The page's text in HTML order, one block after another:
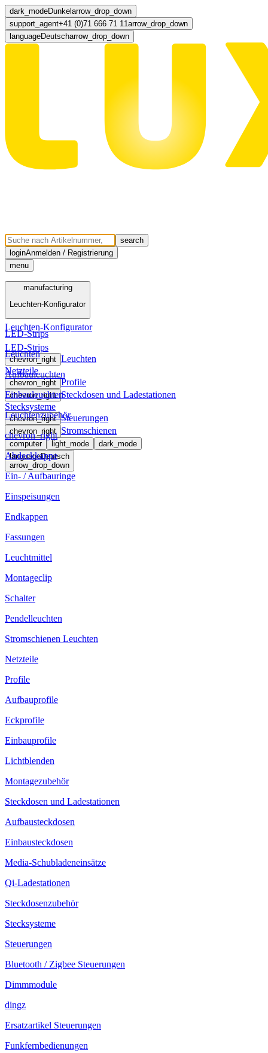
dark_modeDunkel arrow_drop_down
support_agent+41 (0)71 666 71 11arrow_drop_down
languageDeutscharrow_drop_down
search
loginAnmelden / Registrierung
menu
Menü
manufacturing
Leuchten-Konfigurator
LED-Strips
chevron_right Leuchten
Netzteile
chevron_right Profile
chevron_right Steckdosen und Ladestationen
Stecksysteme
chevron_right Steuerungen
chevron_right Stromschienen
computer light_mode
dark_mode
languageDeutsch
arrow_drop_down
manufacturing
Leuchten-Konfigurator
LED-Strips
Leuchten
Aufbauleuchten
Einbauleuchten
Leuchtenzubehör
chevron_right
Abdeckkappe
Ein- / Aufbauringe
Einspeisungen
Endkappen
Fassungen
Leuchtmittel
Montageclip
Schalter
Pendelleuchten
Stromschienen Leuchten
Netzteile
Profile
Aufbauprofile
Eckprofile
Einbauprofile
Lichtblenden
Montagezubehör
Steckdosen und Ladestationen
Aufbausteckdosen
Einbausteckdosen
Media-Schubladeneinsätze
Qi-Ladestationen
Steckdosenzubehör
Stecksysteme
Steuerungen
Bluetooth / Zigbee Steuerungen
Dimmmodule
dingz
Ersatzartikel Steuerungen
Funkfernbedienungen